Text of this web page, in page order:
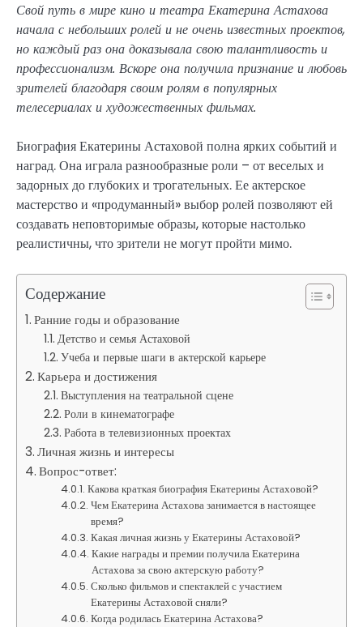
Свой путь в мире кино и театра Екатерина Астахова
начала с небольших ролей и не очень известных проектов,
но каждый раз она доказывала свою талантливость и
профессионализм. Вскоре она получила признание и любовь
зрителей благодаря своим ролям в популярных
телесериалах и художественных фильмах.
Биография Екатерины Астаховой полна ярких событий и
наград. Она играла разнообразные роли – от веселых и
задорных до глубоких и трогательных. Ее актерское
мастерство и «продуманный» выбор ролей позволяют ей
создавать неповторимые образы, которые настолько
реалистичны, что зрители не могут пройти мимо.
Содержание
Ранние годы и образование
Детство и семья Астаховой
Учеба и первые шаги в актерской карьере
Карьера и достижения
Выступления на театральной сцене
Роли в кинематографе
Работа в телевизионных проектах
Личная жизнь и интересы
Вопрос-ответ:
Какова краткая биография Екатерины Астаховой?
Чем Екатерина Астахова занимается в настоящее
время?
Какая личная жизнь у Екатерины Астаховой?
Какие награды и премии получила Екатерина
Астахова за свою актерскую работу?
Сколько фильмов и спектаклей с участием
Екатерины Астаховой сняли?
Когда родилась Екатерина Астахова?